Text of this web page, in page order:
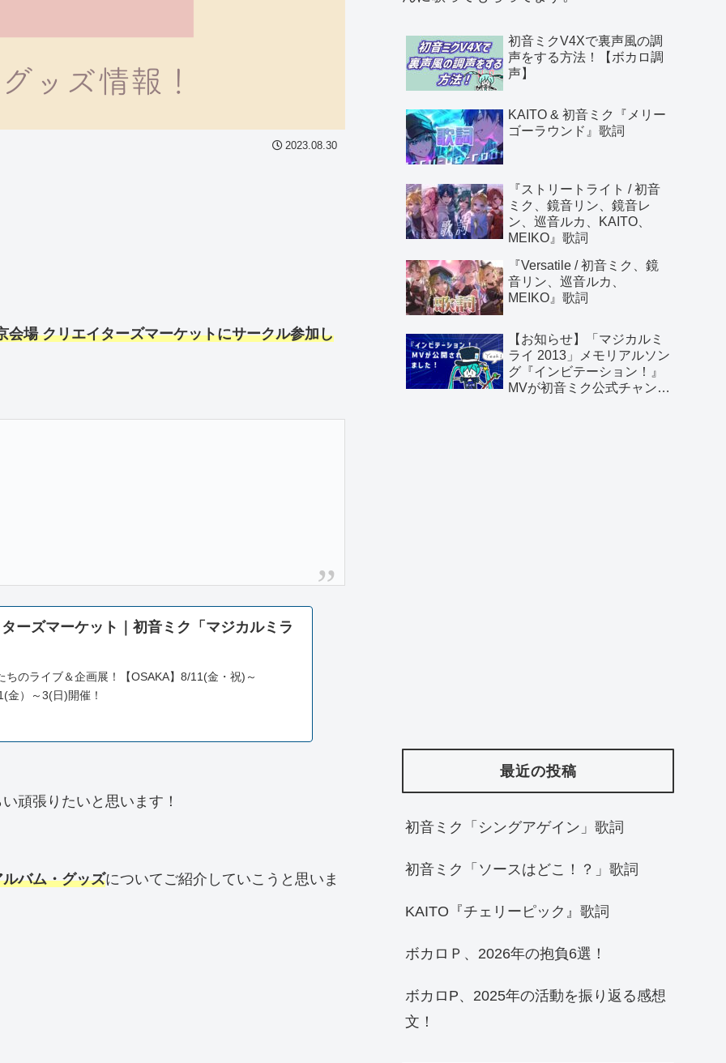
2023.08.30
会場 クリエイターズマーケットにサークル参加し
ーズマーケット｜初音ミク「マジカルミラ
ちのライブ＆企画展！【OSAKA】8/11(金・祝)～
金）～3(日)開催！
頑張りたいと思います！
バム・グッズについてご紹介していこうと思いま
初音ミクV4Xで裏声風の調
声をする方法！【ボカロ調
声】
KAITO & 初音ミク『メリー
ゴーラウンド』歌詞
『ストリートライト / 初音
ミク、鏡音リン、鏡音レ
ン、巡音ルカ、KAITO、
MEIKO』歌詞
『Versatile / 初音ミク、鏡
音リン、巡音ルカ、
MEIKO』歌詞
【お知らせ】「マジカルミ
ライ 2013」メモリアルソン
グ『インビテーション！』
MVが初音ミク公式チャンネ
最近の投稿
初音ミク「シングアゲイン」歌詞
初音ミク「ソースはどこ！？」歌詞
KAITO『チェリーピック』歌詞
ボカロＰ、2026年の抱負6選！
ボカロP、2025年の活動を振り返る感想
文！